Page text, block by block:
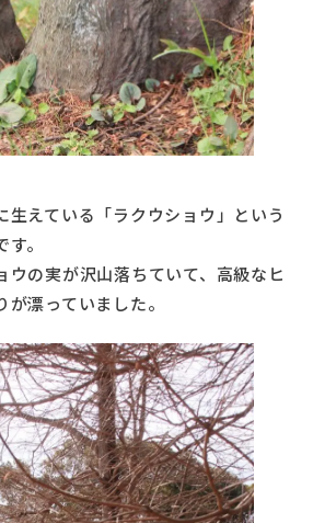
生えている「ラクウショウ」という
。
ウの実が沢山落ちていて、高級なヒ
漂っていました。